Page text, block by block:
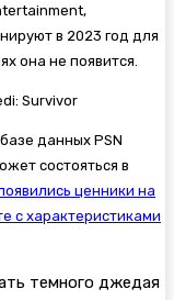
в 2023 год для
она не появится.
данных PSN
состояться в
ценники на
с характеристиками
темного джедая